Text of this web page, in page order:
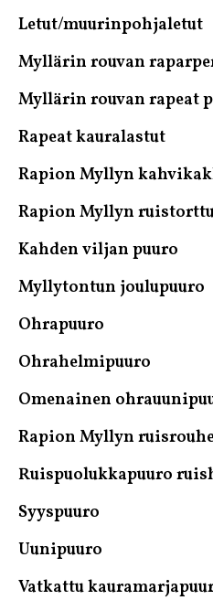
Letut/muurinpohjaletut
Myllärin rouvan
Myllärin rouvan rapeat
Rapeat kauralastut
Rapion Myllyn
Rapion Myllyn
Kahden viljan puuro
Myllytontun joulupuuro
Ohrapuuro
Ohrahelmipuuro
Omenainen
Rapion Myllyn
Ruispuolukkapuuro
Syyspuuro
Uunipuuro
Vatkattu